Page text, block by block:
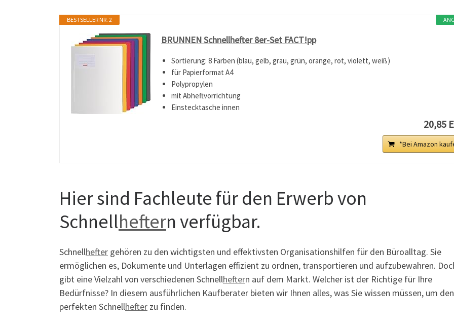
BESTSELLER NR. 2
BRUNNEN Schnellhefter 8er-Set FACT!pp
Sortierung: 8 Farben (blau, gelb, grau, grün, orange, rot, violett, weiß)
für Papierformat A4
Polypropylen
mit Abheftvorrichtung
Einstecktasche innen
20,85
*Bei Amazon
Hier sind Fachleute für den Erwerb von
Schnellheftern verfügbar.
Schnellhefter gehören zu den wichtigsten und effektivsten Organisationshilfen für den Büroalltag. Sie
ermöglichen es, Dokumente und Unterlagen effizient zu ordnen, transportieren und aufzubewahren.
gibt eine Vielzahl von verschiedenen Schnellheftern auf dem Markt. Welcher ist der Richtige für Ihre
Bedürfnisse? In diesem ausführlichen Kaufberater bieten wir Ihnen alles, was Sie wissen müssen, um den
perfekten Schnellhefter zu finden.